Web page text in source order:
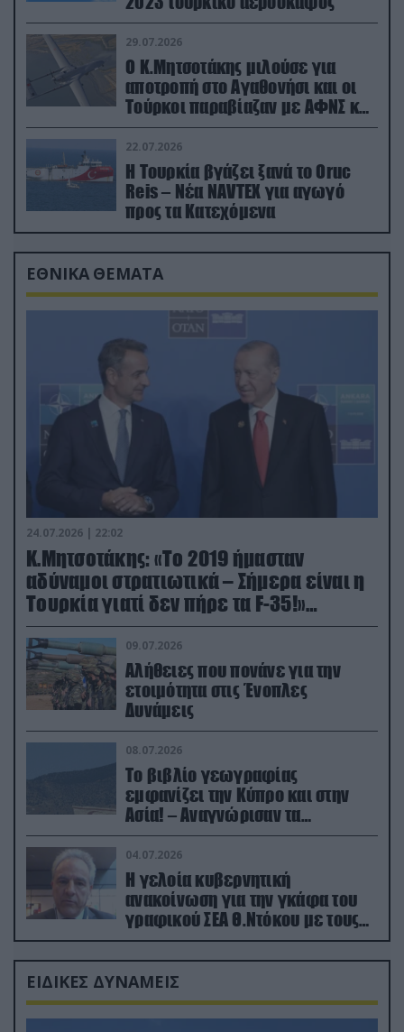
29.07.2026
Ο Κ.Μητσοτάκης μιλούσε για
αποτροπή στο Αγαθονήσι και οι
Τούρκοι παραβίαζαν με ΑΦΝΣ και
drone
22.07.2026
Η Τουρκία βγάζει ξανά το Oruc
Reis – Νέα NAVTEX για αγωγό
προς τα Κατεχόμενα
ΕΘΝΙΚΑ ΘΕΜΑΤΑ
24.07.2026 | 22:02
Κ.Μητσοτάκης: «Το 2019 ήμασταν
αδύναμοι στρατιωτικά – Σήμερα είναι η
Τουρκία γιατί δεν πήρε τα F-35!»
(βίντεο)
09.07.2026
Αλήθειες που πονάνε για την
ετοιμότητα στις Ένοπλες
Δυνάμεις
08.07.2026
Το βιβλίο γεωγραφίας
εμφανίζει την Κύπρο και στην
Ασία! – Αναγνώρισαν τα
κατεχόμενα; (φωτο)
04.07.2026
Η γελοία κυβερνητική
ανακοίνωση για την γκάφα του
γραφικού ΣΕΑ Θ.Ντόκου με τους
Ρώσους φαρσέρ
ΕΙΔΙΚΕΣ ΔΥΝΑΜΕΙΣ